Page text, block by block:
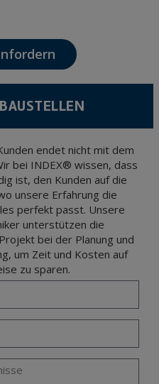
complaint or question, established
and shall be treated with the utmost
requirements provided for the General
done so under your sole responsibility.
Data Protection Regulation
(La Rioja).endet nicht mit dem
bei INDEX® wissen, dass
ist, den Kunden auf die
unsere Erfahrung die
perfekt passt. Unsere
unterstützen die
bei der Planung und
um Zeit und Kosten auf
zu sparen.